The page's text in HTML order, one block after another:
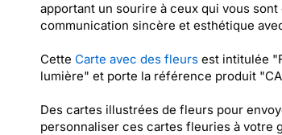
apportant un sourire à ceux qui vous
communication sincère et esthétique
Cette Carte avec des fleursest intitulée
lumière" et porte la référence produit
Des cartes illustrées de fleurs pour
personnaliser ces cartes fleuries à votre